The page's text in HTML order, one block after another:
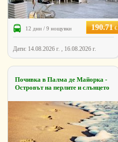
12 дни / 9 нощувки 190.71€
Дати: 14.08.2026 г. , 16.08.2026 г.
Почивка в Палма де Майорка -
Островът на перлите и слънцето